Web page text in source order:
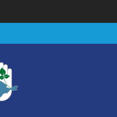
в
опрос
55 лет по